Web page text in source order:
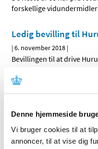
Denne hjemmeside
Vi bruger cookies til at
annoncer, til at vise dig
forskellige
Ledig bevilling til
|6. november 2018 |
Bevillingen til at drive
Bevilling til at drive
Lægemiddelstyrelsen har
Kenneth B. Lokind